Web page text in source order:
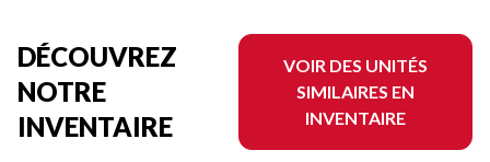
DÉCOUVREZ
NOTRE
INVENTAIRE
VOIR DES UNITÉS
SIMILAIRES EN
INVENTAIRE